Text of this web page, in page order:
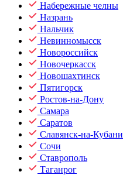
Набережные челны
Назрань
Нальчик
Невинномысск
Новороссийск
Новочеркасск
Новошахтинск
Пятигорск
Ростов-на-Дону
Самара
Саратов
Славянск-на-Кубани
Сочи
Ставрополь
Таганрог